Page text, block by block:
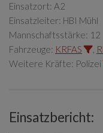
Einsatzort: A2
Einsatzleiter: HBI Mühl
Mannschaftsstärke: 12
Fahrzeuge: KRFAS
Weitere Kräfte: Polizei
Einsatzbericht: